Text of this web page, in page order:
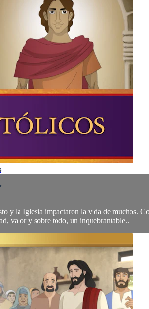
y la Iglesia impactaron la vida de muchos.
valor y sobre todo, un inquebrantable...